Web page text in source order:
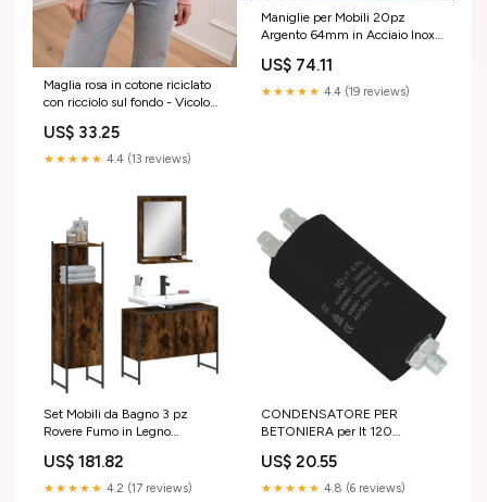
Maglia rosa in cotone riciclato
con ricciolo sul fondo - Vicolo
US$ 33.25
★★★★★ 4.4 (13 reviews)
Maniglie per Mobili 20pz
Argento 64mm in Acciaio Inox
US$ 74.11
★★★★★ 4.4 (19 reviews)
Set Mobili da Bagno 3 pz
Rovere Fumo in Legno
US$ 181.82
★★★★★ 4.2 (17 reviews)
CONDENSATORE PER
BETONIERA per lt 120
US$ 20.55
★★★★★ 4.8 (6 reviews)